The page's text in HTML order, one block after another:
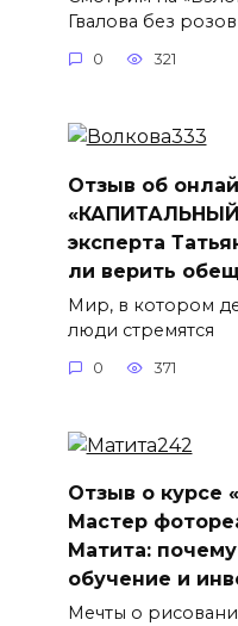
Гвалова без
0 321
Отзыв об
«КАПИТАЛЬНЫЙ
эксперта
ли верить
Мир, в котором
люди стремятся
0 371
Отзыв о курсе
Мастер
Матита:
обучение и
Мечты о